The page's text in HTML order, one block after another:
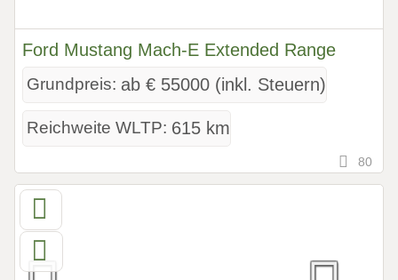
Ford Mustang Mach-E Extended Range
Grundpreis: ab € 55000 (inkl. Steuern)
Reichweite WLTP: 615 km
80